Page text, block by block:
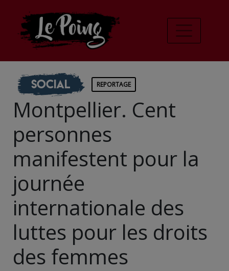
Social REPORTAGE
Montpellier. Cent
personnes
manifestent pour la
journée
internationale des
luttes pour les droits
des femmes